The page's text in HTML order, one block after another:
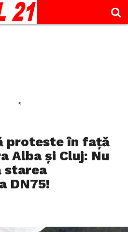
<
proteste în față
Alba și Cluj: Nu
starea
DN75!